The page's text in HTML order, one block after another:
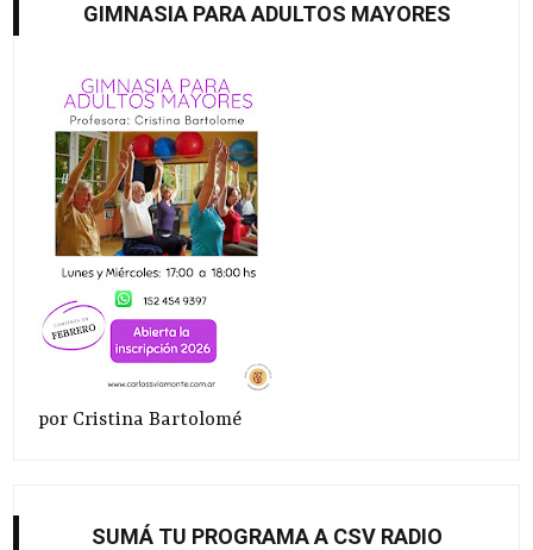
GIMNASIA PARA ADULTOS MAYORES
por Cristina Bartolomé
SUMÁ TU PROGRAMA A CSV RADIO